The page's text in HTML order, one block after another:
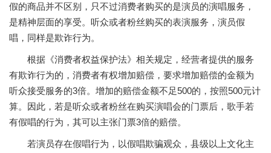
假的商品并不区别，只不过消费者购买的是演员的演唱服务，
是精神层面的享受。听众或者粉丝购买的表演服务，演员假
唱，同样是欺诈行为。
根据《消费者权益保护法》相关规定，经营者提供的服务
有欺诈行为的，消费者有权增加赔偿，要求增加赔偿的金额为
听众接受服务的3倍。增加的赔偿金额不足500的，按照500元计
算。因此，若是听众或者粉丝在购买演唱会的门票后，歌手若
有假唱的行为，其可以主张门票3倍的赔偿。
若演员存在假唱行为，以假唱欺骗观众，县级以上文化主